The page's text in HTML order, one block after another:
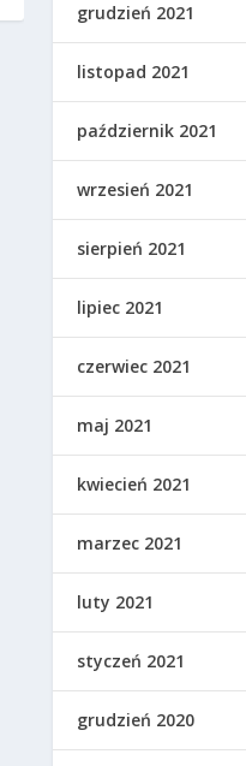
grudzień 2021
listopad 2021
październik 2021
wrzesień 2021
sierpień 2021
lipiec 2021
czerwiec 2021
maj 2021
kwiecień 2021
marzec 2021
luty 2021
styczeń 2021
grudzień 2020